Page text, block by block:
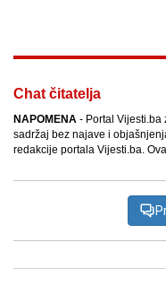
Chat čitatelja
NAPOMENA - Portal Vijesti.ba
sadržaj bez najave i
redakcije portala Vijesti.ba.